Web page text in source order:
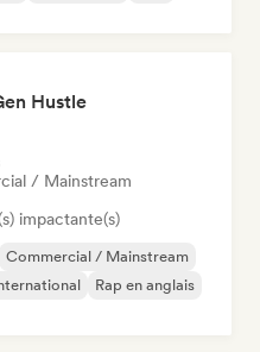
Hustle
/ Mainstream
impactante(s)
Commercial / Mainstream
Rap en anglais